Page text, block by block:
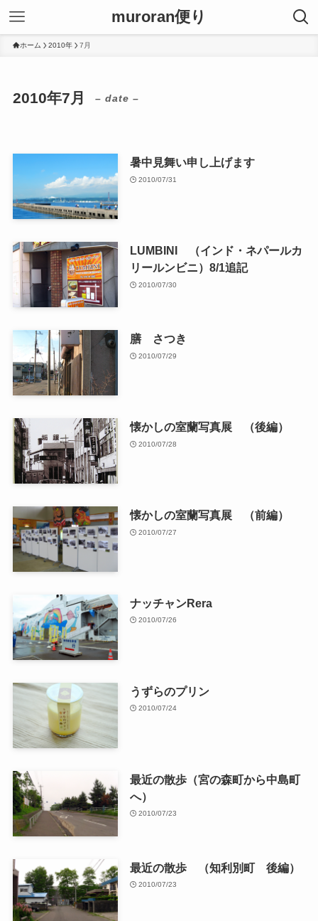
muroran便り
ホーム 2010年 7月
2010年7月 – date –
暑中見舞い申し上げます
2010/07/31
LUMBINI （インド・ネパールカ
リールンビニ）8/1追記
2010/07/30
膳 さつき
2010/07/29
懐かしの室蘭写真展 （後編）
2010/07/28
懐かしの室蘭写真展 （前編）
2010/07/27
ナッチャンRera
2010/07/26
うずらのプリン
2010/07/24
最近の散歩（宮の森町から中島町
へ）
2010/07/23
最近の散歩 （知利別町 後編）
2010/07/23